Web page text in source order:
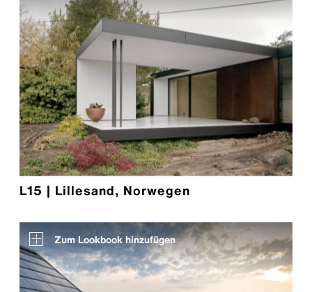
L15 | Lillesand, Norwegen
Zum Lookbook hinzufügen